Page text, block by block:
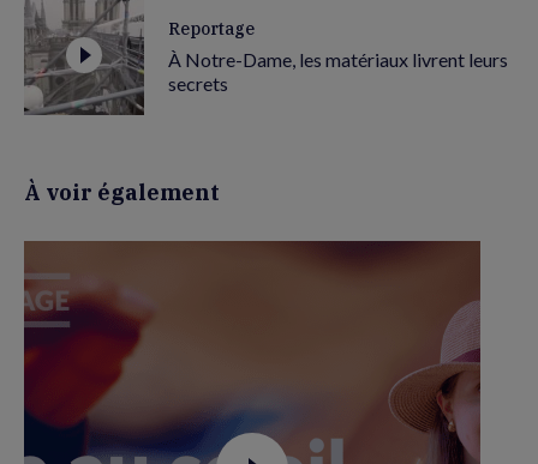
Reportage
À Notre-Dame, les matériaux livrent leurs
secrets
À voir également